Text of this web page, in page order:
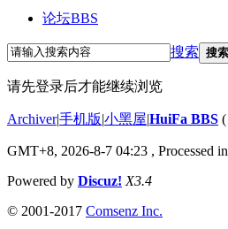
论坛BBS
搜索 搜索
请先登录后才能继续浏览
Archiver|手机版|小黑屋|HuiFa BBS (
GMT+8, 2026-8-7 04:23 , Processed
Powered by Discuz! X3.4
© 2001-2017 Comsenz Inc.